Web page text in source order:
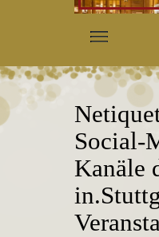
Kanäle